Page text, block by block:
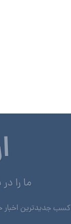
ما را
کسب جدیدترین اخبار